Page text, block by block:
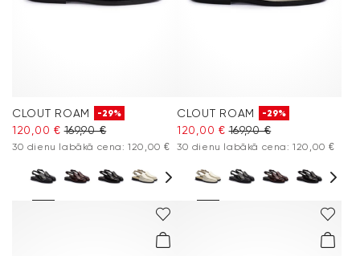
CLOUT ROAM -29%
120,00 € 169,90 €
30 dienu labākā cena: 120,00 €
CLOUT ROAM -29%
120,00 € 169,90 €
30 dienu labākā cena: 120,00 €